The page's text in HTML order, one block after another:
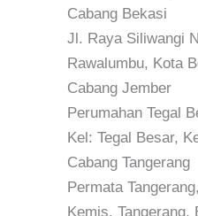
Cabang Bekasi
Jl. Raya Siliwangi
Rawalumbu, Kota
Cabang Jember
Perumahan Tegal
Kel: Tegal Besar,
Cabang Tangerang
Permata
Kemis, Tangerang,